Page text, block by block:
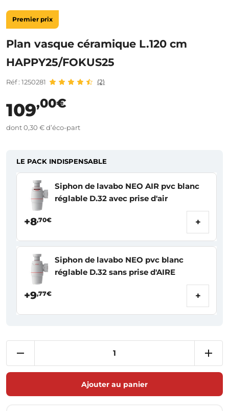
Premier prix
Plan vasque céramique L.120 cm
HAPPY25/FOKUS25
Réf : 1250281 (2)
109,00€
dont 0,30 € d’éco-part
LE PACK INDISPENSABLE
Siphon de lavabo NEO AIR pvc blanc
réglable D.32 avec prise d'air
+8,70€ +
Siphon de lavabo NEO pvc blanc
réglable D.32 sans prise d'AIRE
+9,77€ +
Ajouter au panier